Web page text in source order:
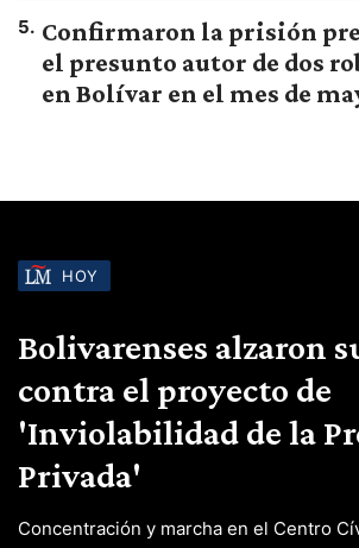
5. Confirmaron la prisión
el presunto autor de dos
en Bolívar en el mes de
HOY
Bolivarenses alzaron
contra el proyecto de
'Inviolabilidad de la
Privada'
Concentración y marcha en el Centro